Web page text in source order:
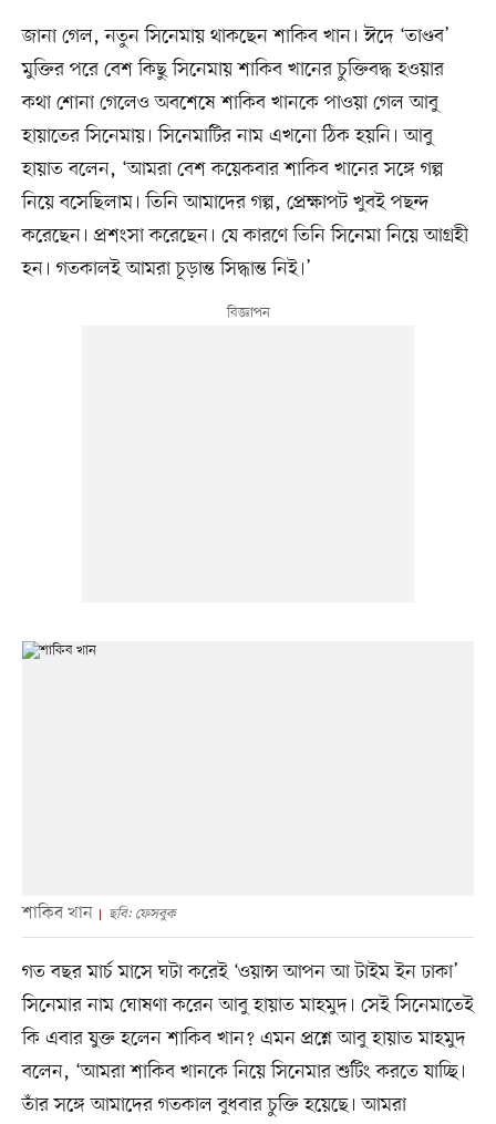
জানা গেল, নতুন সিনেমায় থাকছেন শাকিব খান। ঈদে ‘তাণ্ডব’
মুক্তির পরে বেশ কিছু সিনেমায় শাকিব খানের চুক্তিবদ্ধ হওয়ার
কথা শোনা গেলেও অবশেষে শাকিব খানকে পাওয়া গেল আবু
হায়াতের সিনেমায়। সিনেমাটির নাম এখনো ঠিক হয়নি। আবু
হায়াত বলেন, ‘আমরা বেশ কয়েকবার শাকিব খানের সঙ্গে গল্প
নিয়ে বসেছিলাম। তিনি আমাদের গল্প, প্রেক্ষাপট খুবই পছন্দ
করেছেন। প্রশংসা করেছেন। যে কারণে তিনি সিনেমা নিয়ে আগ্রহী
হন। গতকালই আমরা চূড়ান্ত সিদ্ধান্ত নিই।’
শাকিব খান ছবি: ফেসবুক
গত বছর মার্চ মাসে ঘটা করেই ‘ওয়ান্স আপন আ টাইম ইন ঢাকা’
সিনেমার নাম ঘোষণা করেন আবু হায়াত মাহমুদ। সেই সিনেমাতেই
কি এবার যুক্ত হলেন শাকিব খান? এমন প্রশ্নে আবু হায়াত মাহমুদ
বলেন, ‘আমরা শাকিব খানকে নিয়ে সিনেমার শুটিং করতে যাচ্ছি।
তাঁর সঙ্গে আমাদের গতকাল বুধবার চুক্তি হয়েছে। আমরা